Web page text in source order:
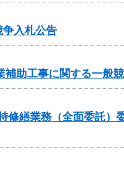
入札公告
助工事に関する一般
繕業務（全面委託）